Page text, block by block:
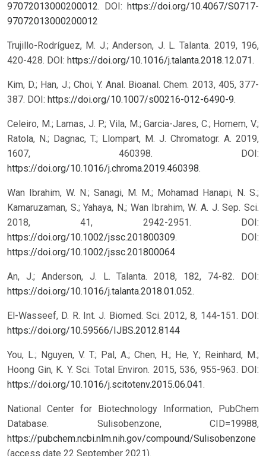
97072013000200012. DOI: https://doi.org/10.4067/S0717-
97072013000200012
Trujillo-Rodríguez, M. J.; Anderson, J. L. Talanta. 2019, 196,
420-428. DOI: https://doi.org/10.1016/j.talanta.2018.12.071.
Kim, D.; Han, J.; Choi, Y. Anal. Bioanal. Chem. 2013, 405, 377-
387. DOI: https://doi.org/10.1007/s00216-012-6490-9.
Celeiro, M.; Lamas, J. P.; Vila, M.; Garcia-Jares, C.; Homem, V.;
Ratola, N.; Dagnac, T.; Llompart, M. J. Chromatogr. A. 2019,
1607, 460398. DOI:
https://doi.org/10.1016/j.chroma.2019.460398.
Wan Ibrahim, W. N.; Sanagi, M. M.; Mohamad Hanapi, N. S.;
Kamaruzaman, S.; Yahaya, N.; Wan Ibrahim, W. A. J. Sep. Sci.
2018, 41, 2942-2951. DOI:
https://doi.org/10.1002/jssc.201800309.
DOI:
https://doi.org/10.1002/jssc.201800064
An, J.; Anderson, J. L. Talanta. 2018, 182, 74-82. DOI:
https://doi.org/10.1016/j.talanta.2018.01.052.
El-Wasseef, D. R. Int. J. Biomed. Sci. 2012, 8, 144-151. DOI:
https://doi.org/10.59566/IJBS.2012.8144
You, L.; Nguyen, V. T.; Pal, A.; Chen, H.; He, Y.; Reinhard, M.;
Hoong Gin, K. Y. Sci. Total Environ. 2015, 536, 955-963. DOI:
https://doi.org/10.1016/j.scitotenv.2015.06.041.
National Center for Biotechnology Information, PubChem
Database. Sulisobenzone, CID=19988,
https://pubchem.ncbi.nlm.nih.gov/compound/Sulisobenzone
(access date 22 September 2021).